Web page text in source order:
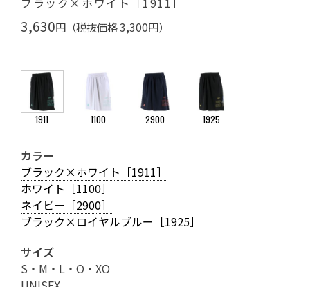
3,630円（税抜価格 3,300円）
1911 1100 2900 1925
カラー
ブラック×ホワイト［1911］
ホワイト［1100］
ネイビー［2900］
ブラック×ロイヤルブルー［1925］
サイズ
S・M・L・O・XO